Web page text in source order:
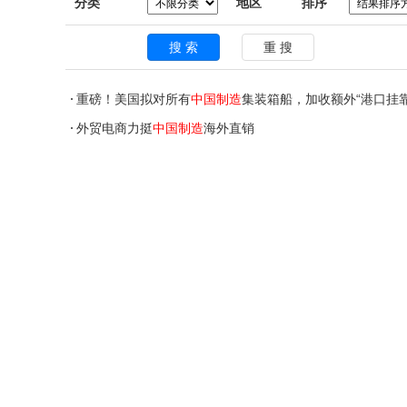
重磅！美国拟对所有中国制造集装箱船，加收额外“港口挂
外贸电商力挺中国制造海外直销